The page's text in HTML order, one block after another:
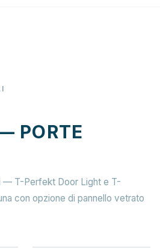
PORTE
— T-Perfekt Door Light e T-
con opzione di pannello vetrato